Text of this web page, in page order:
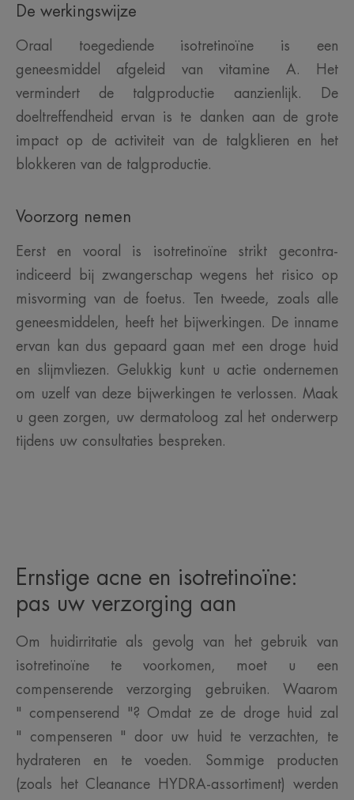
De werkingswijze
Oraal toegediende isotretinoïne is een
geneesmiddel afgeleid van vitamine A. Het
vermindert de talgproductie aanzienlijk. De
doeltreffendheid ervan is te danken aan de grote
impact op de activiteit van de talgklieren en het
blokkeren van de talgproductie.
Voorzorg nemen
Eerst en vooral is isotretinoïne strikt gecontra-
indiceerd bij zwangerschap wegens het risico op
misvorming van de foetus. Ten tweede, zoals alle
geneesmiddelen, heeft het bijwerkingen. De inname
ervan kan dus gepaard gaan met een droge huid
en slijmvliezen. Gelukkig kunt u actie ondernemen
om uzelf van deze bijwerkingen te verlossen. Maak
u geen zorgen, uw dermatoloog zal het onderwerp
tijdens uw consultaties bespreken.
Ernstige acne en isotretinoïne:
pas uw verzorging aan
Om huidirritatie als gevolg van het gebruik van
isotretinoïne te voorkomen, moet u een
compenserende verzorging gebruiken. Waarom
" compenserend "? Omdat ze de droge huid zal
" compenseren " door uw huid te verzachten, te
hydrateren en te voeden. Sommige producten
(zoals het Cleanance HYDRA-assortiment) werden